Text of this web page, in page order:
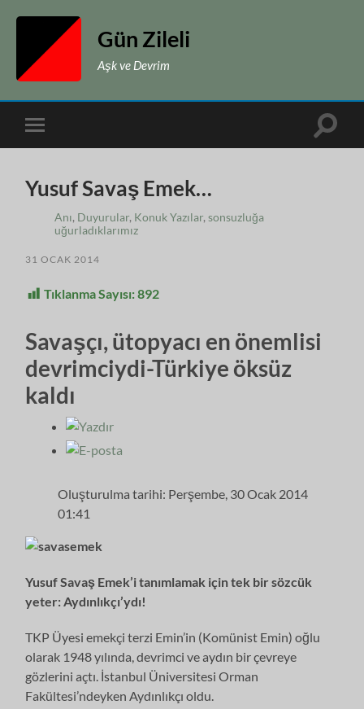
Gün Zileli
Aşk ve Devrim
Toggle
mobile
Toggle
Yusuf Savaş Emek…
Anı, Duyurular, Konuk Yazılar,sonsuzluğa
uğurladıklarımız
31 OCAK 2014
Tıklanma Sayısı:892
Savaşçı, ütopyacı en önemlisi
devrimciydi-Türkiye öksüz
kaldı
Oluşturulma tarihi: Perşembe, 30 Ocak 2014
01:41
Yusuf Savaş Emek’i tanımlamak için tek bir sözcük
yeter: Aydınlıkçı’ydı!
TKP Üyesi emekçi terzi Emin’in (Komünist Emin) oğlu
olarak 1948 yılında, devrimci ve aydın bir çevreye
gözlerini açtı. İstanbul Üniversitesi Orman
Fakültesi’ndeyken Aydınlıkçı oldu.